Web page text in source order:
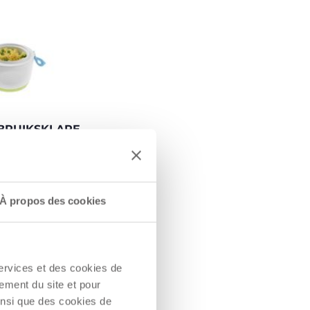
À propos des cookies
et des cookies de
du site et pour
que des cookies de
die het op de